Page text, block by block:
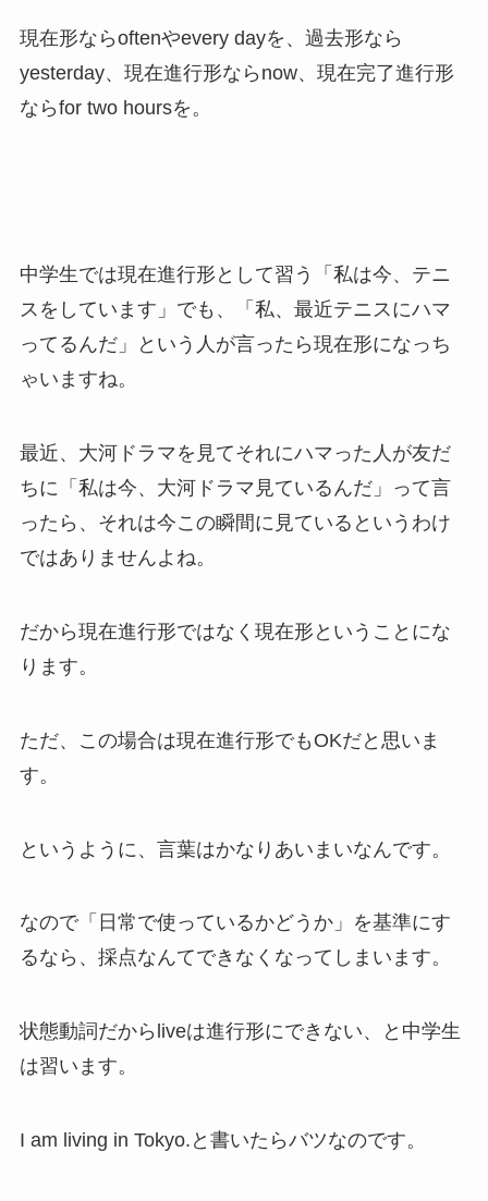
現在形ならoftenやevery dayを、過去形なら
yesterday、現在進行形ならnow、現在完了進行形
ならfor two hoursを。
中学生では現在進行形として習う「私は今、テニ
スをしています」でも、「私、最近テニスにハマ
ってるんだ」という人が言ったら現在形になっち
ゃいますね。
最近、大河ドラマを見てそれにハマった人が友だ
ちに「私は今、大河ドラマ見ているんだ」って言
ったら、それは今この瞬間に見ているというわけ
ではありませんよね。
だから現在進行形ではなく現在形ということにな
ります。
ただ、この場合は現在進行形でもOKだと思いま
す。
というように、言葉はかなりあいまいなんです。
なので「日常で使っているかどうか」を基準にす
るなら、採点なんてできなくなってしまいます。
状態動詞だからliveは進行形にできない、と中学生
は習います。
I am living in Tokyo.と書いたらバツなのです。